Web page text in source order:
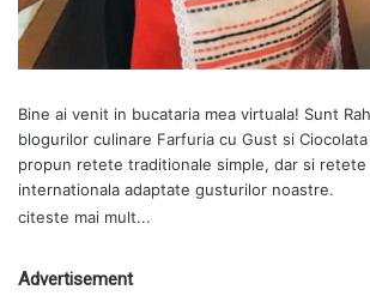
Bine ai venit in bucataria mea virtuala! Sunt
blogurilor culinare Farfuria cu Gust si
propun retete traditionale simple, dar si retete
internationala adaptate gusturilor noastre.
citeste mai mult...
Advertisement